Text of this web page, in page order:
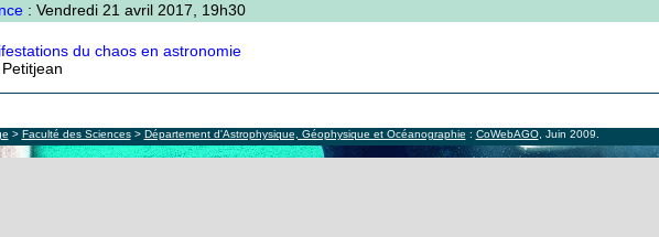
: Vendredi 21 avril 2017, 19h30
du chaos en astronomie
> Faculté des Sciences> Département d'Astrophysique, Géophysique et Océanographie : CoWebAGO, Juin 2009.